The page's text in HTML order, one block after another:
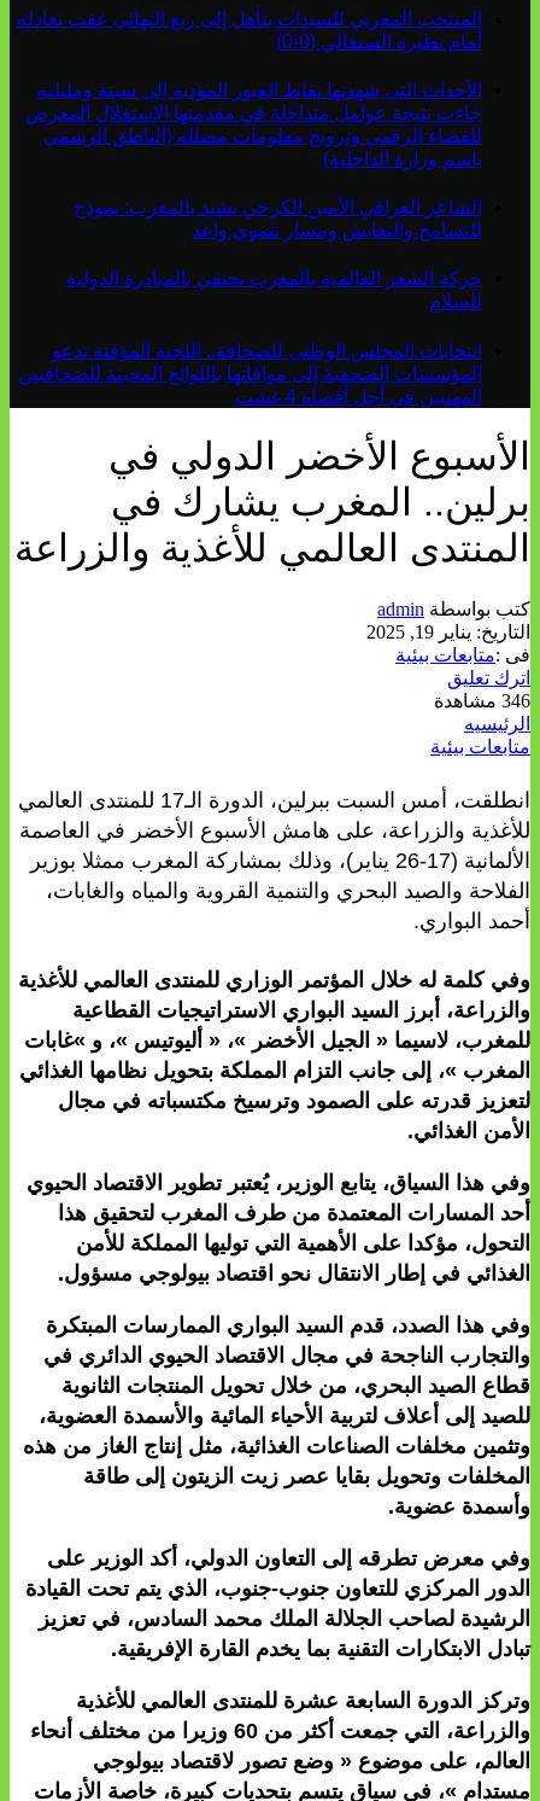
المنتخب المغربي للسيدات يتأهل إلى ربع النهائي عقب تعادله
أمام نظيره السنغالي (0-0)
الأحداث التي شهدتها نقاط العبور المؤدية إلى سبتة ومليلية
جاءت نتيجة عوامل متداخلة في مقدمتها الاستغلال المغرض
للفضاء الرقمي وترويج معلومات مضللة (الناطق الرسمي
باسم وزارة الداخلية)
الشاعر العراقي الأمين الكرخي يشيد بالمغرب: نموذج
للتسامح والتعايش ومسار تنموي واعد
حركة الشعر العالمية بالمغرب تحتفي بالمبادرة الدولية
للسلام
انتخابات المجلس الوطني للصحافة.. اللجنة المؤقتة تدعو
المؤسسات الصحفية إلى موافاتها باللوائح المحينة للصحافيين
المهنيين في أجل أقصاه 4 غشت
الأخضر الدولي في
المغرب يشارك في
العالمي للأغذية والزراعة
بواسطةadmin
يناير 19, 2025
: متابعات بيئية
تعليق
مشاهدة
بيئية
انطلقت، أمس السبت ببرلين، الدورة الـ17 للمنتدى العالمي
والزراعة، على هامش الأسبوع الأخضر في العاصمة
الألمانية (17-26 يناير)، وذلك بمشاركة المغرب ممثلا بوزير
والصيد البحري والتنمية القروية والمياه والغابات،
البواري.
كلمة له خلال المؤتمر الوزاري للمنتدى العالمي للأغذية
أبرز السيد البواري الاستراتيجيات القطاعية
لاسيما « الجيل الأخضر »، « أليوتيس »، و »غابات
»، إلى جانب التزام المملكة بتحويل نظامها الغذائي
قدرته على الصمود وترسيخ مكتسباته في مجال
الغذائي.
هذا السياق، يتابع الوزير، يُعتبر تطوير الاقتصاد الحيوي
المسارات المعتمدة من طرف المغرب لتحقيق هذا
مؤكدا على الأهمية التي توليها المملكة للأمن
في إطار الانتقال نحو اقتصاد بيولوجي مسؤول.
هذا الصدد، قدم السيد البواري الممارسات المبتكرة
الناجحة في مجال الاقتصاد الحيوي الدائري في
الصيد البحري، من خلال تحويل المنتجات الثانوية
إلى أعلاف لتربية الأحياء المائية والأسمدة العضوية،
مخلفات الصناعات الغذائية، مثل إنتاج الغاز من هذه
وتحويل بقايا عصر زيت الزيتون إلى طاقة
عضوية.
معرض تطرقه إلى التعاون الدولي، أكد الوزير على
المركزي للتعاون جنوب-جنوب، الذي يتم تحت القيادة
لصاحب الجلالة الملك محمد السادس، في تعزيز
الابتكارات التقنية بما يخدم القارة الإفريقية.
الدورة السابعة عشرة للمنتدى العالمي للأغذية
والزراعة، التي جمعت أكثر من 60 وزيرا من مختلف أنحاء
على موضوع « وضع تصور لاقتصاد بيولوجي
»، في سياق يتسم بتحديات كبيرة، خاصة الأزمات